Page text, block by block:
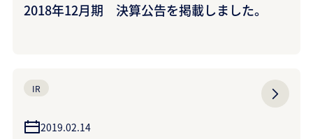
2018年12月期 決算公告を掲載しました。
IR
2019.02.14